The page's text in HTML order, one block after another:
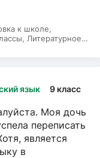
к школе,
Литературное
язык 9 класс
Моя дочь
переписать
является
в